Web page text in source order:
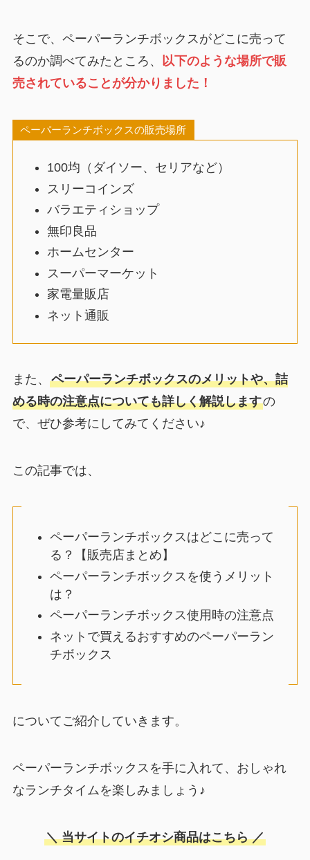
そこで、ペーパーランチボックスがどこに売って
るのか調べてみたところ、 以下のような場所で販
売されていることが分かりました！
ペーパーランチボックスの販売場所
100均（ダイソー、セリアなど）
スリーコインズ
バラエティショップ
無印良品
ホームセンター
スーパーマーケット
家電量販店
ネット通販
また、 ペーパーランチボックスのメリットや、詰
める時の注意点についても詳しく解説しますの
で、ぜひ参考にしてみてください♪
この記事では、
ペーパーランチボックスはどこに売って
る？【販売店まとめ】
ペーパーランチボックスを使うメリット
は？
ペーパーランチボックス使用時の注意点
ネットで買えるおすすめのペーパーラン
チボックス
についてご紹介していきます。
ペーパーランチボックスを手に入れて、おしゃれ
なランチタイムを楽しみましょう♪
＼ 当サイトのイチオシ商品はこちら ／